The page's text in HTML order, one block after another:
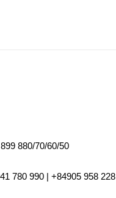
880/70/60/50
780 990 | +84905 958 228